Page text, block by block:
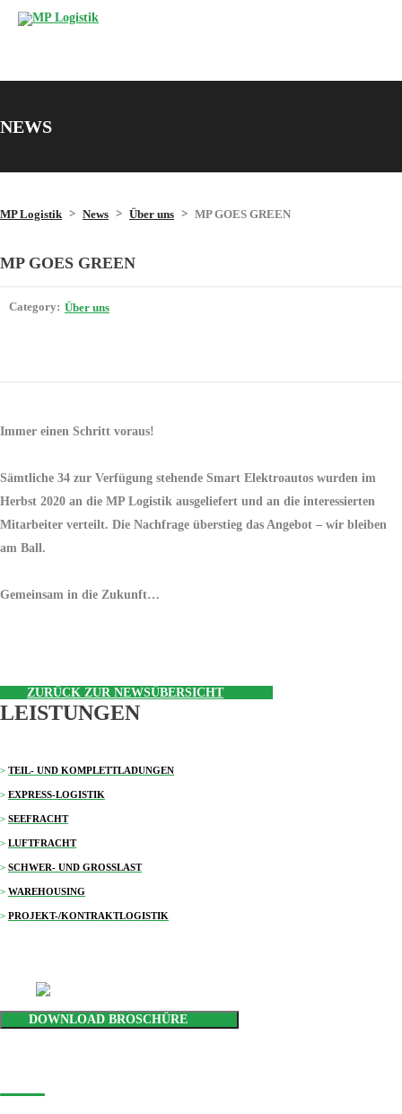
NEWS
MP Logistik > News > Über uns > MP GOES GREEN
MP GOES GREEN
Category: Über uns
Immer einen Schritt voraus!
Sämtliche 34 zur Verfügung stehende Smart Elektroautos wurden im
Herbst 2020 an die MP Logistik ausgeliefert und an die interessierten
Mitarbeiter verteilt. Die Nachfrage überstieg das Angebot – wir bleiben
am Ball.
Gemeinsam in die Zukunft…
ZURÜCK ZUR NEWSÜBERSICHT
LEISTUNGEN
> TEIL- UND KOMPLETTLADUNGEN
> EXPRESS-LOGISTIK
> SEEFRACHT
> LUFTFRACHT
> SCHWER- UND GROSSLAST
> WAREHOUSING
> PROJEKT-/KONTRAKTLOGISTIK
DOWNLOAD BROSCHÜRE